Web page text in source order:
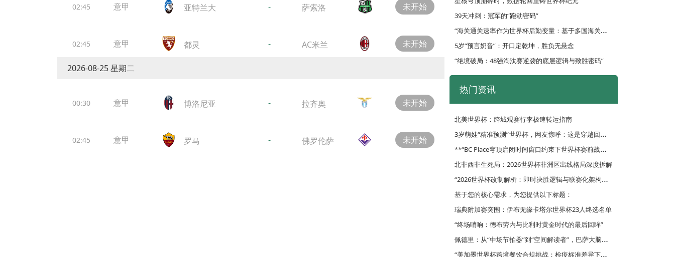
02:45 意甲 亚特兰大 - 萨索洛 未开始
02:45 意甲 都灵 - AC米兰 未开始
2026-08-25 星期二
00:30 意甲 博洛尼亚 - 拉齐奥 未开始
02:45 意甲 罗马 - 佛罗伦萨 未开始
39天冲刺：冠军的“跑动密码”
“
海关通关速率作为世界杯后勤变量：基于多国海关运作体系的战术评估框架”
5岁“预言奶音”：开口定乾坤，胜负无悬念
“绝境破局：48强淘汰赛逆袭的底层逻辑与致胜密码”
热门资讯
北美世界杯：跨城观赛行李极速转运指南
3
岁萌娃“精准预测”世界杯，网友惊呼：这是穿越回来的吧？
*
*“BC Place穹顶启闭时间窗口约束下世界杯赛前战术训练周期的自适应优化调度策略”**
北非西非生死局：2026世界杯非洲区出线格局深度拆解
“
2026世界杯改制解析：即时决胜逻辑与联赛化架构中的战术演化路径”
基于您的核心需求，为您提供以下标题：
瑞典附加赛突围：伊布无缘卡塔尔世界杯23人终选名单
“终场哨响：德布劳内与比利时黄金时代的最后回眸”
佩
德里：从“中场节拍器”到“空间解读者”，巴萨大脑如何重构比赛层次
“
美加墨世界杯跨境餐饮合规挑战：检疫标准差异下的冷链物流协同策略”